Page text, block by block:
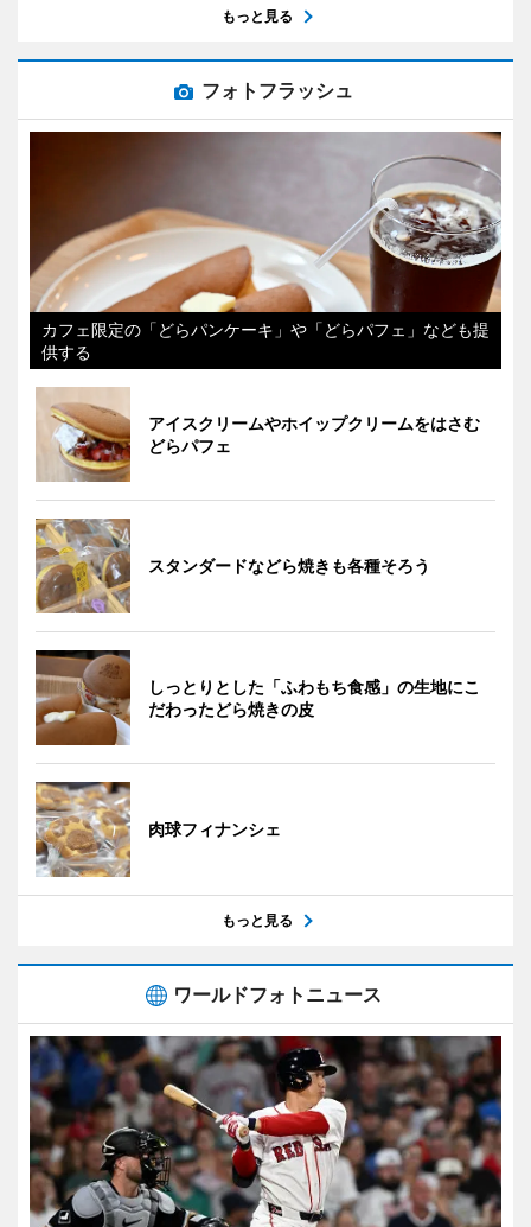
もっと見る
フォトフラッシュ
カフェ限定の「どらパンケーキ」や「どらパフェ」なども提
供する
アイスクリームやホイップクリームをはさむ
どらパフェ
スタンダードなどら焼きも各種そろう
しっとりとした「ふわもち食感」の生地にこ
だわったどら焼きの皮
肉球フィナンシェ
もっと見る
ワールドフォトニュース